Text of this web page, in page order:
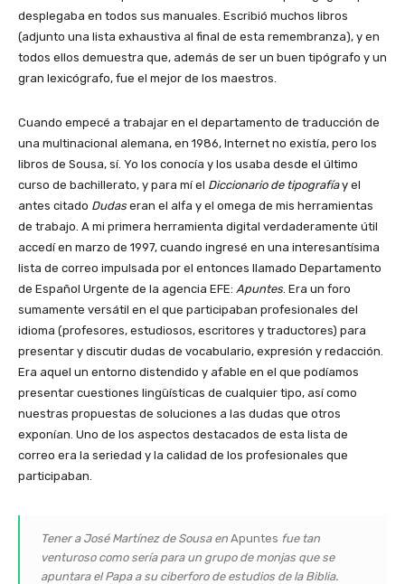
desplegaba en todos sus manuales. Escribió muchos libros
(adjunto una lista exhaustiva al final de esta remembranza), y en
todos ellos demuestra que, además de ser un buen tipógrafo y un
gran lexicógrafo, fue el mejor de los maestros.
Cuando empecé a trabajar en el departamento de traducción de
una multinacional alemana, en 1986, Internet no existía, pero los
libros de Sousa, sí. Yo los conocía y los usaba desde el último
curso de bachillerato, y para mí el Diccionario de tipografíay el
antes citado Dudas eran el alfa y el omega de mis herramientas
de trabajo. A mi primera herramienta digital verdaderamente útil
accedí en marzo de 1997, cuando ingresé en una interesantísima
lista de correo impulsada por el entonces llamado Departamento
de Español Urgente de la agencia EFE: Apuntes . Era un foro
sumamente versátil en el que participaban profesionales del
idioma (profesores, estudiosos, escritores y traductores) para
presentar y discutir dudas de vocabulario, expresión y redacción.
Era aquel un entorno distendido y afable en el que podíamos
presentar cuestiones lingüísticas de cualquier tipo, así como
nuestras propuestas de soluciones a las dudas que otros
exponían. Uno de los aspectos destacados de esta lista de
correo era la seriedad y la calidad de los profesionales que
participaban.
Tener a José Martínez de Sousa en Apuntes fue tan
venturoso como sería para un grupo de monjas que se
apuntara el Papa a su ciberforo de estudios de la Biblia.